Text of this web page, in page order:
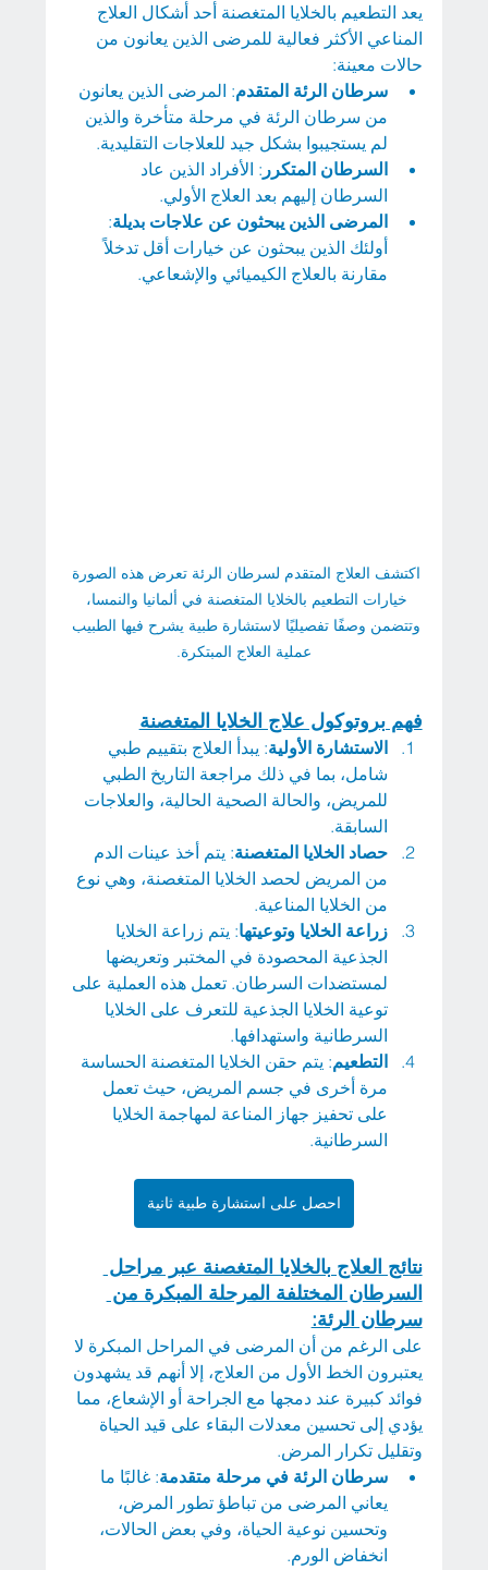
يعد التطعيم بالخلايا المتغصنة أحد أشكال العلاج
المناعي الأكثر فعالية للمرضى الذين يعانون من
حالات معينة:
سرطان الرئة المتقدم: المرضى الذين يعانون
من سرطان الرئة في مرحلة متأخرة والذين
لم يستجيبوا بشكل جيد للعلاجات التقليدية.
السرطان المتكرر : الأفراد الذين عاد
السرطان إليهم بعد العلاج الأولي.
المرضى الذين يبحثون عن علاجات بديلة:
أولئك الذين يبحثون عن خيارات أقل تدخلاً
مقارنة بالعلاج الكيميائي والإشعاعي.
اكتشف العلاج المتقدم لسرطان الرئة تعرض هذه الصورة
خيارات التطعيم بالخلايا المتغصنة في ألمانيا والنمسا،
وتتضمن وصفًا تفصيليًا لاستشارة طبية يشرح فيها الطبيب
عملية العلاج المبتكرة.
فهم بروتوكول علاج الخلايا المتغصنة
الاستشارة الأولية: يبدأ العلاج بتقييم طبي
شامل، بما في ذلك مراجعة التاريخ الطبي
للمريض، والحالة الصحية الحالية، والعلاجات
السابقة.
حصاد الخلايا المتغصنة: يتم أخذ عينات الدم
من المريض لحصد الخلايا المتغصنة، وهي نوع
من الخلايا المناعية.
زراعة الخلايا وتوعيتها: يتم زراعة الخلايا
الجذعية المحصودة في المختبر وتعريضها
لمستضدات السرطان. تعمل هذه العملية على
توعية الخلايا الجذعية للتعرف على الخلايا
السرطانية واستهدافها.
التطعيم: يتم حقن الخلايا المتغصنة الحساسة
مرة أخرى في جسم المريض، حيث تعمل
على تحفيز جهاز المناعة لمهاجمة الخلايا
السرطانية.
احصل على استشارة طبية ثانية
نتائج العلاج بالخلايا المتغصنة عبر مراحل
السرطان المختلفة المرحلة المبكرة من
سرطان الرئة:
على الرغم من أن المرضى في المراحل المبكرة لا
يعتبرون الخط الأول من العلاج، إلا أنهم قد يشهدون
فوائد كبيرة عند دمجها مع الجراحة أو الإشعاع، مما
يؤدي إلى تحسين معدلات البقاء على قيد الحياة
وتقليل تكرار المرض.
سرطان الرئة في مرحلة متقدمة: غالبًا ما
يعاني المرضى من تباطؤ تطور المرض،
وتحسين نوعية الحياة، وفي بعض الحالات،
انخفاض الورم.